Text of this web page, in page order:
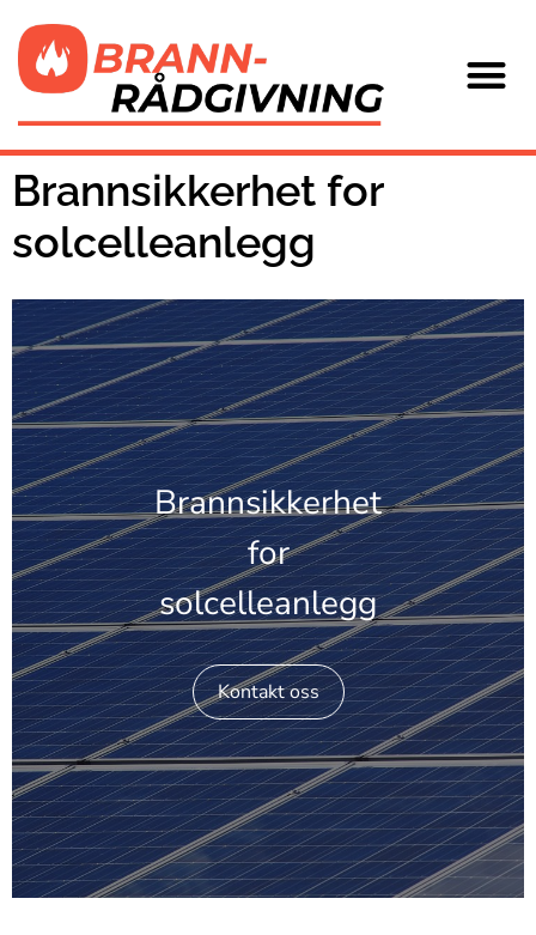
Brannsikkerhet for
solcelleanlegg
Brannsikkerhet
for
solcelleanlegg
Kontakt oss